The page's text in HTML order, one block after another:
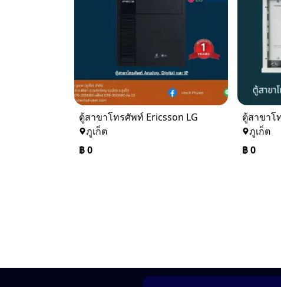
ตู้สาขาโทรศัพท์ Ericsson LG
ภูเก็ต
฿0
ตู้สาขาโ
ภูเก็ต
฿0